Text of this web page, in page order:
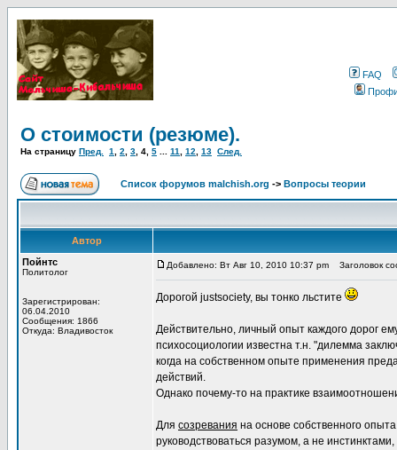
FAQ
О стоимости (резюме).
На страницу Пред. 1 2 3 4 5 11 12 13 След.
Список форумов malchish.org -> Вопросы теории
Автор
Пойнтс
Политолог
Зарегистрирован:
06.04.2010
Сообщения: 1866
Откуда: Владивосток
Добавлено: Вт Авг 10, 2010 10:37 pm Заголовок
Дорогой justsociety, вы тонко льстите
Действительно, личный опыт каждого дорог
психосоциологии известна т.н. "дилемма
когда на собственном опыте применения
действий.
Однако почему-то на практике
Для созревания на основе собственного
руководствоваться разумом, а не